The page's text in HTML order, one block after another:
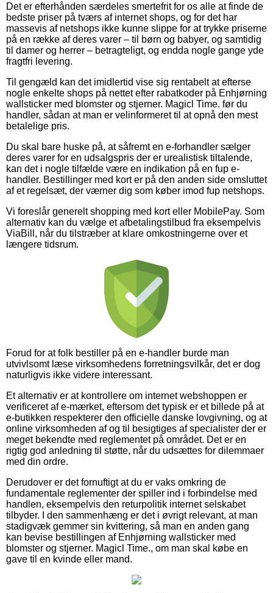
Det er efterhånden særdeles smertefrit for os alle at finde de
bedste priser på tværs af internet shops, og for det har
massevis af netshops ikke kunne slippe for at trykke priserne
på en række af deres varer – til børn og babyer, og samtidig
til damer og herrer – betragteligt, og endda nogle gange yde
fragtfri levering.
Til gengæld kan det imidlertid vise sig rentabelt at efterse
nogle enkelte shops på nettet efter rabatkoder på Enhjørning
wallsticker med blomster og stjerner. Magicl Time. før du
handler, sådan at man er velinformeret til at opnå den mest
betalelige pris.
Du skal bare huske på, at såfremt en e-forhandler sælger
deres varer for en udsalgspris der er urealistisk tiltalende,
kan det i nogle tilfælde være en indikation på en fup e-
handler. Bestillinger med kort er på den anden side omsluttet
af et regelsæt, der værner dig som køber imod fup netshops.
Vi foreslår generelt shopping med kort eller MobilePay. Som
alternativ kan du vælge et afbetalingstilbud fra eksempelvis
ViaBill, når du tilstræber at klare omkostningerne over et
længere tidsrum.
Forud for at folk bestiller på en e-handler burde man
utvivlsomt læse virksomhedens forretningsvilkår, det er dog
naturligvis ikke videre interessant.
Et alternativ er at kontrollere om internet webshoppen er
verificeret af e-mærket, eftersom det typisk er et billede på at
e-butikken respekterer den officielle danske lovgivning, og at
online virksomheden af og til besigtiges af specialister der er
meget bekendte med reglementet på området. Det er en
rigtig god anledning til støtte, når du udsættes for dilemmaer
med din ordre.
Derudover er det fornuftigt at du er vaks omkring de
fundamentale reglementer der spiller ind i forbindelse med
handlen, eksempelvis den returpolitik internet selskabet
tilbyder. I den sammenhæng er det i øvrigt relevant, at man
stadigvæk gemmer sin kvittering, så man en anden gang
kan bevise bestillingen af Enhjørning wallsticker med
blomster og stjerner. Magicl Time., om man skal købe en
gave til en kvinde eller mand.